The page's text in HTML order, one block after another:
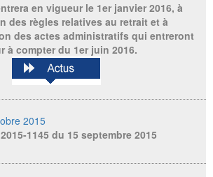
en vigueur le 1er janvier 2016, à
des règles relatives au retrait et à
des actes administratifs qui entreront
à compter du 1er juin 2016.
2015
1145 du 15 septembre 2015